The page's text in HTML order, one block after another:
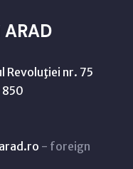
Revoluţiei nr. 75
850
- foreign